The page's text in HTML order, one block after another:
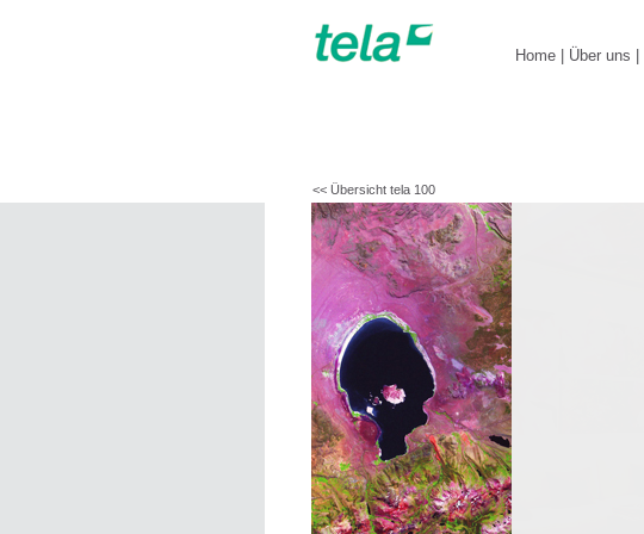
<< Übersicht tela 100
Home Über uns